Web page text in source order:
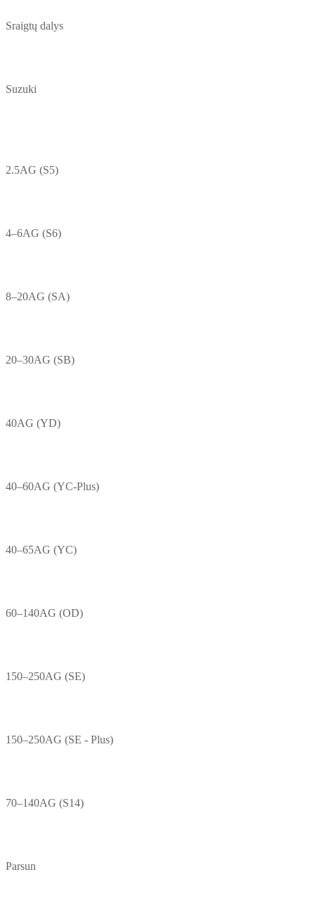
Sraigtų dalys
Suzuki
2.5AG (S5)
4–6AG (S6)
8–20AG (SA)
20–30AG (SB)
40AG (YD)
40–60AG (YC-Plus)
40–65AG (YC)
60–140AG (OD)
150–250AG (SE)
150–250AG (SE - Plus)
70–140AG (S14)
Parsun